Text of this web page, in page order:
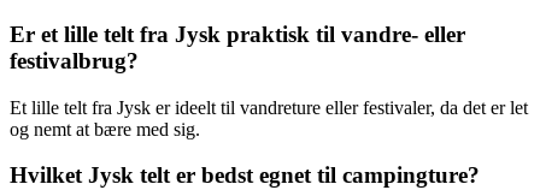
Er et lille telt fra Jysk praktisk til vandre- eller
festivalbrug?
Et lille telt fra Jysk er ideelt til vandreture eller festivaler, da det er let
og nemt at bære med sig.
Hvilket Jysk telt er bedst egnet til campingture?